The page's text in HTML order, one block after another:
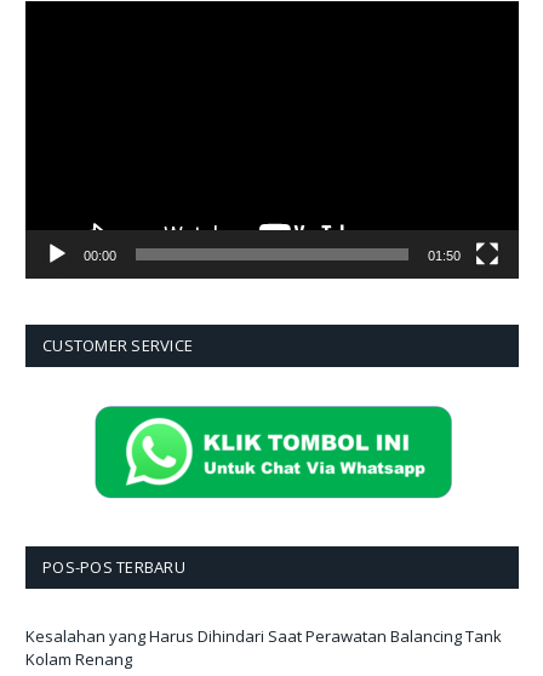
00:00 01:50
CUSTOMER SERVICE
POS-POS TERBARU
Kesalahan yang Harus Dihindari Saat Perawatan Balancing Tank
Kolam Renang